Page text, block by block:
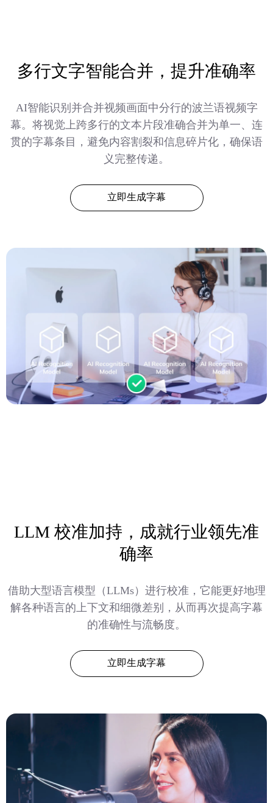
多行文字智能合并，提升准确率
AI智能识别并合并视频画面中分行的波兰语视频字
幕。将视觉上跨多行的文本片段准确合并为单一、连
贯的字幕条目，避免内容割裂和信息碎片化，确保语
义完整传递。
立即生成字幕
LLM 校准加持，成就行业领先准
确率
借助大型语言模型（LLMs）进行校准，它能更好地理
解各种语言的上下文和细微差别，从而再次提高字幕
的准确性与流畅度。
立即生成字幕